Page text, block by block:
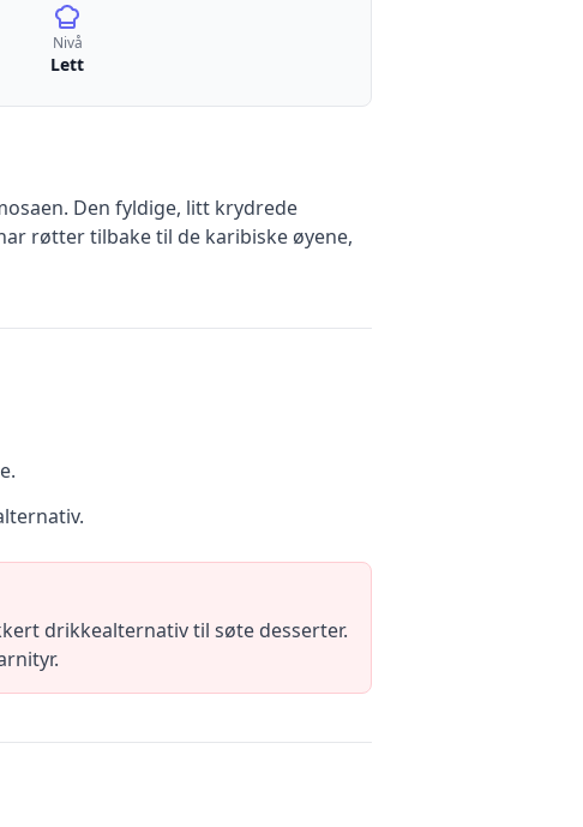
Nivå
Lett
Den fyldige, litt krydrede
røtter tilbake til de karibiske øyene,
drikkealternativ til søte desserter.